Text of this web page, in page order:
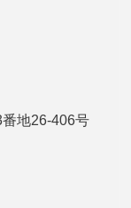
地26-406号